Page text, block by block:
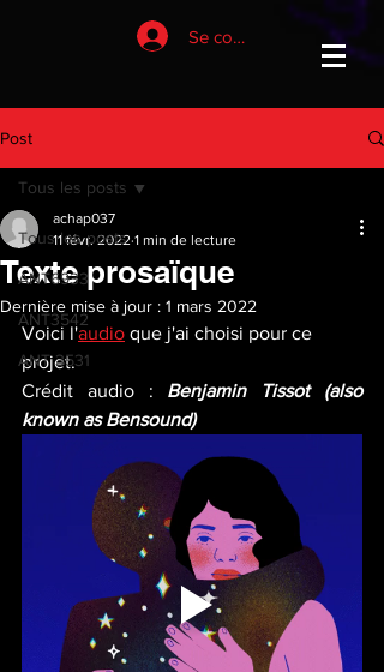
Se connecter
Post
Tous les posts
ANT6933
ANT3542
ANT 3531
Tous les posts
Texte prosaïque
achap037
11 févr. 2022 1 min de lecture
Dernière mise à jour : 1 mars 2022
Voici l'audio que j'ai choisi pour ce
projet.
Crédit audio : Benjamin Tissot (also
known as Bensound)